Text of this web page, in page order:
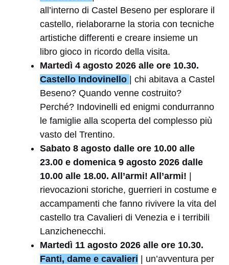
all’interno di Castel Beseno per esplorare il
castello, rielaborarne la storia con tecniche
artistiche differenti e creare insieme un
libro gioco in ricordo della visita.
Martedì 4 agosto 2026 alle ore 10.30.
Castello Indovinello
| chi abitava a Castel
Beseno? Quando venne costruito?
Perché? Indovinelli ed enigmi condurranno
le famiglie alla scoperta del complesso più
vasto del Trentino.
Sabato 8 agosto dalle ore 10.00 alle
23.00 e domenica 9 agosto 2026 dalle
10.00 alle 18.00. All’armi! All’armi!
rievocazioni storiche, guerrieri in costume e
accampamenti che fanno rivivere la vita del
castello tra Cavalieri di Venezia e i terribili
Lanzichenecchi.
Martedì 11 agosto 2026 alle ore 10.30.
Fanti, dame e cavalieri | un’avventura per